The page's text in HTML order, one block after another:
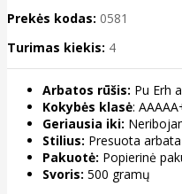
Prekės kodas: 0581
Turimas kiekis: 4
Arbatos rūšis: Pu Erh
Kokybės klasė:
Geriausia iki:
Stilius: Presuota arbata
Pakuotė: Popierinė
Svoris: 500 gramų